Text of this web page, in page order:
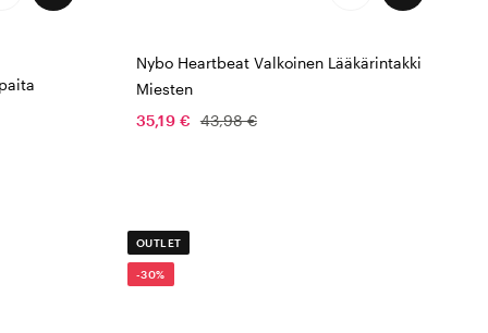
Nybo Heartbeat Valkoinen Lääkärintakki
Miesten
35,19 € 43,98 €
OUTLET
-30%